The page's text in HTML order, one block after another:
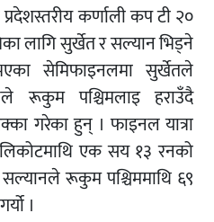
प्रदेशस्तरीय कर्णाली कप टी २०
लागि सुर्खेत र सल्यान भिड्ने
सेमिफाइनलमा सुर्खेतले
रूकुम पश्चिमलाइ हराउँदै
गरेका हुन् । फाइनल यात्रा
एक सय १३ रनको
रूकुम पश्चिममाथि ६९
।